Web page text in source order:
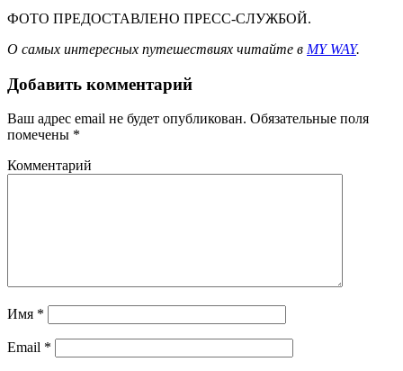
ФОТО ПРЕДОСТАВЛЕНО ПРЕСС-СЛУЖБОЙ.
О самых интересных путешествиях читайте в MY WAY.
Добавить комментарий
Ваш адрес email не будет опубликован. Обязательные поля
помечены *
Комментарий
Имя *
Email *